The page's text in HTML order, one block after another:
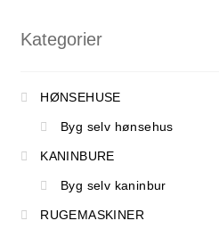
Kategorier
HØNSEHUSE
Byg selv hønsehus
KANINBURE
Byg selv kaninbur
RUGEMASKINER